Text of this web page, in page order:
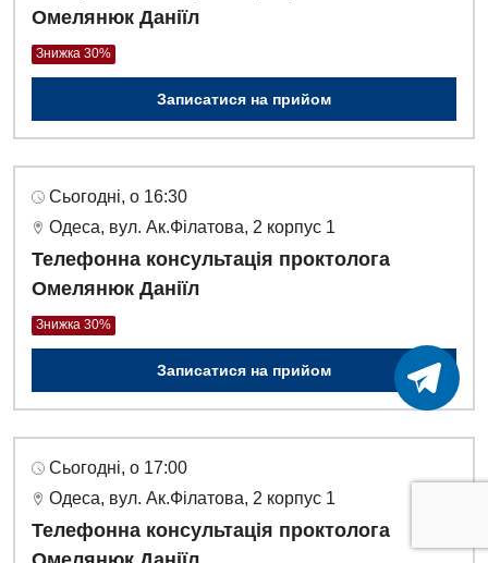
Омелянюк Даніїл
Знижка 30%
Записатися на прийом
Сьогодні, о 16:30
Одеса, вул. Ак.Філатова, 2 корпус 1
Телефонна консультація проктолога
Омелянюк Даніїл
Знижка 30%
Записатися на прийом
Сьогодні, о 17:00
Одеса, вул. Ак.Філатова, 2 корпус 1
Телефонна консультація проктолога